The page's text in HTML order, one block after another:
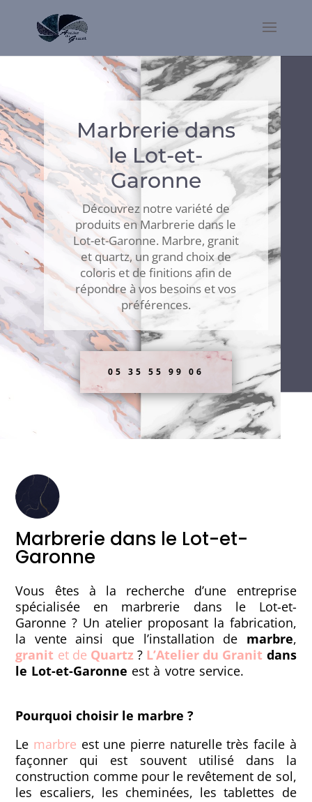
Marbrerie dans
le Lot-et-
Garonne
Découvrez notre variété de
produits en Marbrerie dans le
Lot-et-Garonne. Marbre, granit
et quartz, un grand choix de
coloris et de finitions afin de
répondre à vos besoins et vos
préférences.
05 35 55 99 06
Marbrerie dans le Lot-et-
Garonne
Vous êtes à la recherche d’une entreprise
spécialisée en marbrerie dans le Lot-et-
Garonne ? Un atelier proposant la fabrication,
la vente ainsi que l’installation de marbre,
granit et de Quartz ? L’Atelier du Granit dans
le Lot-et-Garonne est à votre service.
Pourquoi choisir le marbre ?
Le marbre est une pierre naturelle très facile à
façonner qui est souvent utilisé dans la
construction comme pour le revêtement de sol,
les escaliers, les cheminées, les tablettes de